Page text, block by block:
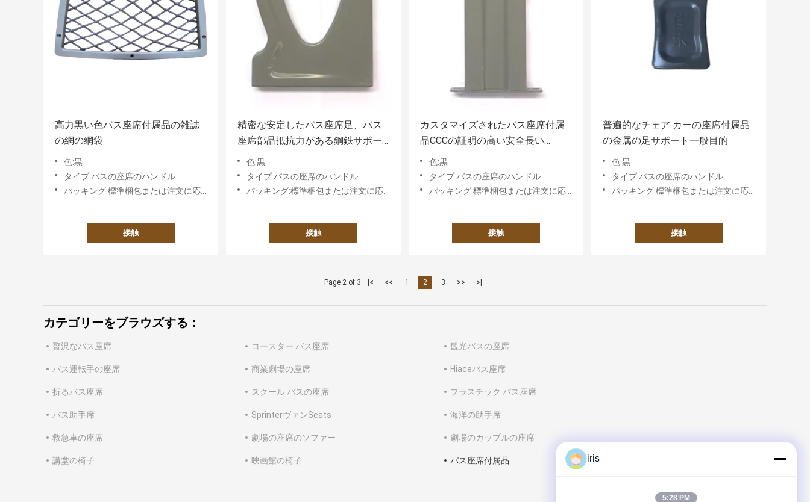
高力黒い色バス座席付属品の雑誌
の網の網袋
色:黒
タイプ:バスの座席のハンドル
パッキング:標準梱包または注文に応じた要件に基づく
接触
精密な安定したバス座席足、バス
座席部品抵抗力がある鋼鉄サポー
ト錆
色:黒
タイプ:バスの座席のハンドル
パッキング:標準梱包または注文に応じた要件に基づく
接触
カスタマイズされたバス座席付属
品CCCの証明の高い安全長い
Durablity
色:黒
タイプ:バスの座席のハンドル
パッキング:標準梱包または注文に応じた要件に基づく
接触
普遍的なチェア カーの座席付属品
の金属の足サポート一般目的
色:黒
タイプ:バスの座席のハンドル
パッキング:標準梱包または注文に応じた要件に基づく
接触
Page 2 of 3 |< << 1 2 3 >> >|
カテゴリーをブラウズする：
贅沢なバス座席 コースター バス座席 観光バスの座席
バス運転手の座席 商業劇場の座席 Hiaceバス座席
折るバス座席 スクール バスの座席 プラスチック バス座席
バス助手席 SprinterヴァンSeats 海洋の助手席
救急車の座席 劇場の座席のソファー 劇場のカップルの座席
講堂の椅子 映画館の椅子 バス座席付属品 iris
5:28 PM